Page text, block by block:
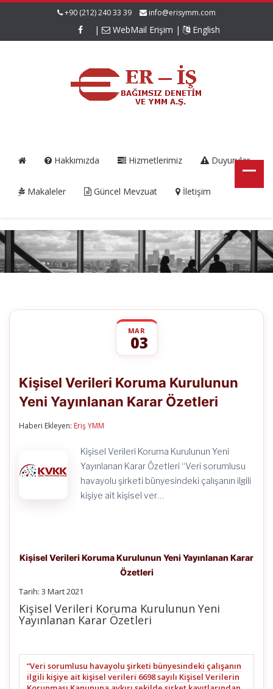
+90 (212) 240 33 39 info@erisymm.com
| WebMail Erişim | English
Hakkımızda Hizmetlerimiz Duyurular
Makaleler Güncel Mevzuat İletişim
MAR
03
Koruma
Kurulunun
Yeni
Kişisel Verileri Koruma Kurulunun
Yeni Yayınlanan Karar Özetleri
Haberi Ekleyen: Eriş YMM
Kişisel Verileri Koruma Kurulunun Yeni
Yayınlanan Karar Özetleri “Veri sorumlusu
havayolu şirketi bünyesindeki çalışanın ilgili
kişiye ait kişisel ver…
Kişisel Verileri Koruma Kurulunun Yeni Yayınlanan Karar
Özetleri
Tarih: 3 Mart 2021
Kişisel Verileri Koruma Kurulunun Yeni
Yayınlanan Karar Özetleri
“Veri sorumlusu havayolu şirketi bünyesindeki çalışanın
ilgili kişiye ait kişisel verileri 6698 sayılı Kişisel Verilerin